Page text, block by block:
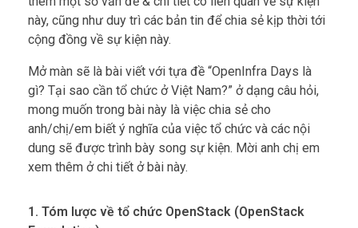
thêm một số vấn đề & chi tiết có liên quan về sự kiện
này, cũng như duy trì các bản tin để chia sẻ kịp thời tới
cộng đồng về sự kiện này.
Mở màn sẽ là bài viết với tựa đề “OpenInfra Days là
gì? Tại sao cần tổ chức ở Việt Nam?” ở dạng câu hỏi,
mong muốn trong bài này là việc chia sẻ cho
anh/chị/em biết ý nghĩa của việc tổ chức và các nội
dung sẽ được trình bày song sự kiện. Mời anh chị em
xem thêm ở chi tiết ở bài này.
1. Tóm lược về tổ chức OpenStack (OpenStack